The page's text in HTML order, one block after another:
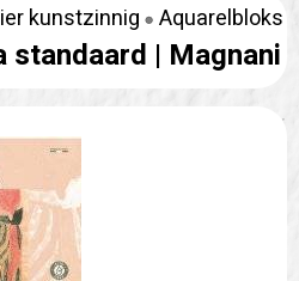
kunstzinnig Aquarelbloks
standaard | Magnani